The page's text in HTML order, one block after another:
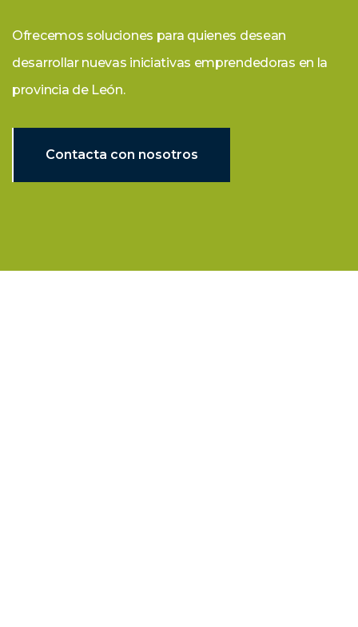
Ofrecemos soluciones para quienes desean
desarrollar nuevas iniciativas emprendedoras en la
provincia de León.
Contacta con nosotros